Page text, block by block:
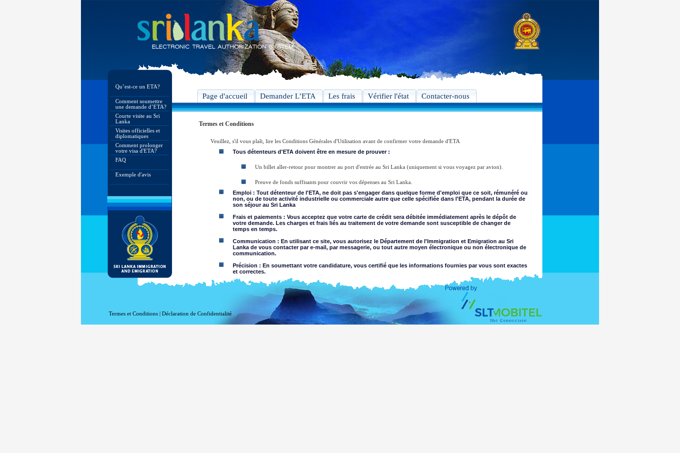
Qu’est-ce un ETA?
Comment soumettre
une demande d’ETA?
Courte visite au Sri
Lanka
Visites officielles et
diplomatiques
Comment prolonger
votre visa d'ETA?
FAQ
Exemple d'avis
Page d'accueil Demander L’ETA Les frais Vérifier l'état Contacter-nous
Termes et Conditions
Veuillez, s'il vous plaît, lire les Conditions Générales d'Utilisation avant de confirmer votre demande d'ETA
Tous détenteurs d'ETA doivent être en mesure de prouver :
Un billet aller-retour pour montrer au port d'entrée au Sri Lanka (uniquement si vous voyagez par avion).
Preuve de fonds suffisants pour couvrir vos dépenses au Sri Lanka.
Emploi : Tout détenteur de l'ETA, ne doit pas s'engager dans quelque forme d'emploi que ce soit, rémunéré ou
non, ou de toute activité industrielle ou commerciale autre que celle spécifiée dans l'ETA, pendant la durée de
son séjour au Sri Lanka
Frais et paiements : Vous acceptez que votre carte de crédit sera débitée immédiatement après le dépôt de
votre demande. Les charges et frais liés au traitement de votre demande sont susceptible de changer de
temps en temps.
Communication : En utilisant ce site, vous autorisez le Département de l'Immigration et Emigration au Sri
Lanka de vous contacter par e-mail, par messagerie, ou tout autre moyen électronique ou non électronique de
communication.
Précision : En soumettant votre candidature, vous certifié que les informations fournies par vous sont exactes
et correctes.
Limites d'utilisation : Vous ne pouvez utiliser ce site qu’à des fins autres que le but recherché.
Dégagement de responsabilité
En utilisant ce site web, vous acceptez
Termes et Conditions | Déclaration de Confidentialité